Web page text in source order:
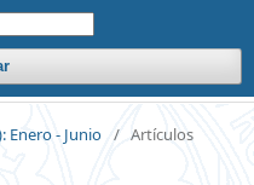
Enero - Junio / Artículos